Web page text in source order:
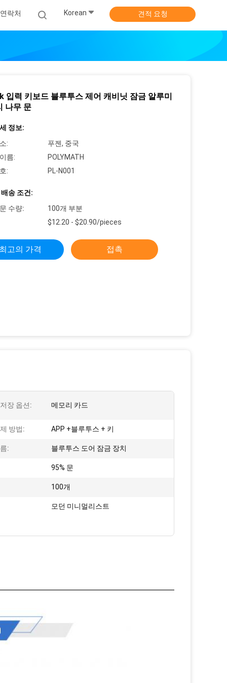
연락처 Korean 견적 요청
입력 키보드 블루투스 제어 캐비닛 잠금 알루미
나무 문
정보:
:
푸젠, 중국
름:
POLYMATH
:
PL-N001
송 조건:
수량:
100개 부분
$12.20 - $20.90/pieces
최고의 가격 접촉
장 옵션: 메모리 카드
방법: APP +블루투스 + 키
: 블루투스 도어 잠금 장치
95% 문
100개
모던 미니멀리스트